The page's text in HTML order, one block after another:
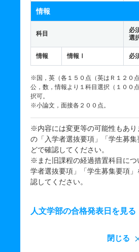
情報
科目
必
選
情報 情報Ⅰ 必
※国，英（各１５０点（英はＲ１２０
公，数，情報より１科目選択（１００
択可。
※小論文，面接各２００点。
※内容には変更等の可能性もあり
の「入学者選抜要項」「学生募集
どで確認してください。
※また旧課程の経過措置科目につ
学者選抜要項」「学生募集要項」
認してください。
人文学部の合格発表日を見る
閉じる